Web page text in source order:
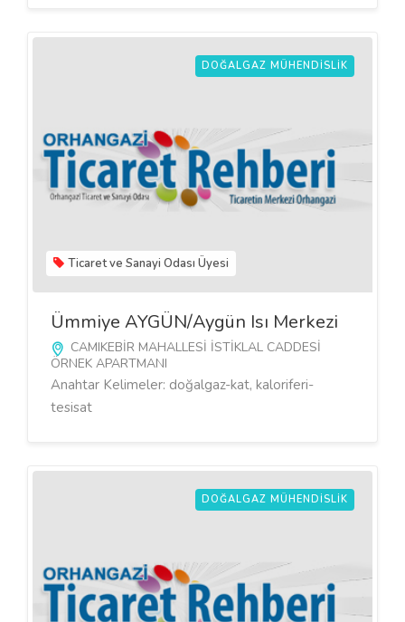
DOĞALGAZ MÜHENDISLIK
Ticaret ve Sanayi Odası Üyesi
Ümmiye AYGÜN/Aygün Isı Merkezi
CAMIKEBİR MAHALLESİ İSTİKLAL CADDESİ
ÖRNEK APARTMANI
Anahtar Kelimeler: doğalgaz-kat, kaloriferi-
tesisat
DOĞALGAZ MÜHENDISLIK